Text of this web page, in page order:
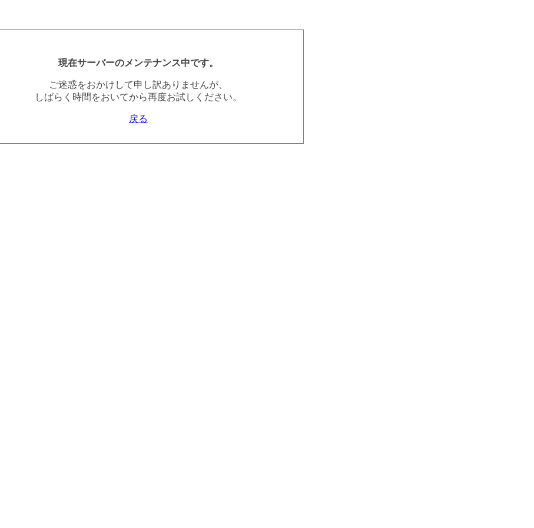
現在サーバーのメンテナンス中です。
ご迷惑をおかけして申し訳ありませんが、
しばらく時間をおいてから再度お試しください。
戻る